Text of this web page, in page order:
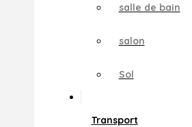
salle de bain
salon
Sol
Transport